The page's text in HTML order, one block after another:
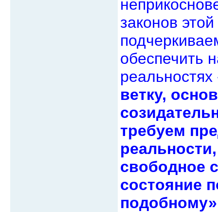
законов
обеспечить
ветку,
требуем
свободное
состояние